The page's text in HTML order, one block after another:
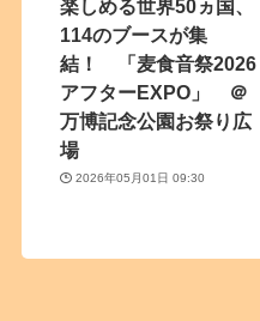
楽しめる世界50ヵ国、
114のブースが集
結！ 「麦食音祭2026
アフターEXPO」 ＠
万博記念公園お祭り広
場
2026年05月01日 09:30